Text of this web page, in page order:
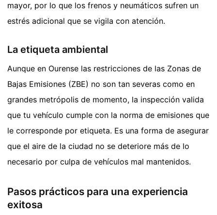
mayor, por lo que los frenos y neumáticos sufren un
estrés adicional que se vigila con atención.
La etiqueta ambiental
Aunque en Ourense las restricciones de las Zonas de
Bajas Emisiones (ZBE) no son tan severas como en
grandes metrópolis de momento, la inspección valida
que tu vehículo cumple con la norma de emisiones que
le corresponde por etiqueta. Es una forma de asegurar
que el aire de la ciudad no se deteriore más de lo
necesario por culpa de vehículos mal mantenidos.
Pasos prácticos para una experiencia
exitosa